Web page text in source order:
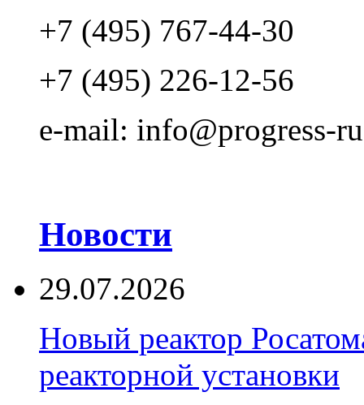
+7 (495) 767-44-30
+7 (495) 226-12-56
e-mail: info@progress-
Новости
29.07.2026
Новый реактор
реакторной установки